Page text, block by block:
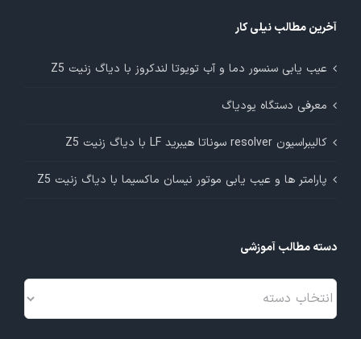
آخرین مطالب نیلی کار
عیب یابی سنسور دما و آب تویوتا لندکروز با دیاگ زنیت Z5
معرفی دستگاه یودیاگ
کالیبراسیون resolver سوناتا هیبرید LF با دیاگ زنیت Z5
پارامتر ها و عیب یابی موتور نیسان ماکسیما با دیاگ زنیت Z5
دسته مطالب آموزشی
دسته